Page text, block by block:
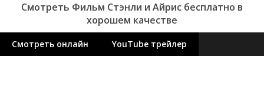
Смотреть Фильм Стэнли и Айрис бесплатно в
хорошем качестве
Смотреть онлайн YouTube трейлер